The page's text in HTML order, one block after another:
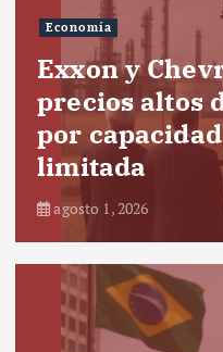
Economía
Exxon y
precios altos
por
limitada
agosto 1, 2026